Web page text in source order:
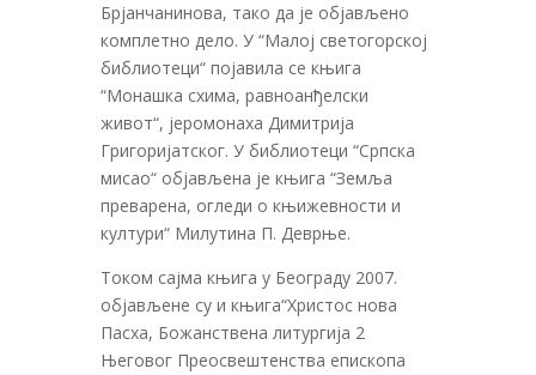
Брјанчанинова, тако да је објављено
комплетно дело. У “Малој светогорској
библиотеци“ појавила се књига
“Монашка схима, равноанђелски
живот“, јеромонаха Димитрија
Григоријатског. У библиотеци “Српска
мисао“ објављена је књига “Земља
преварена, огледи о књижевности и
култури“ Милутина П. Деврње.
Током сајма књига у Београду 2007.
објављене су и књига“Христос нова
Пасха, Божанствена литургија 2
Његовог Преосвештенства епископа